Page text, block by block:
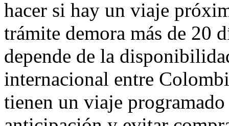
hacer si hay un viaje
trámite demora más de 20
depende de la
internacional entre
tienen un viaje